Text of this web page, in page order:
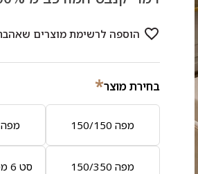
בחירת מוצר*
מפה 150/150 מפה 180/180
מפה 150/350 סט 6 מפיות תואמות